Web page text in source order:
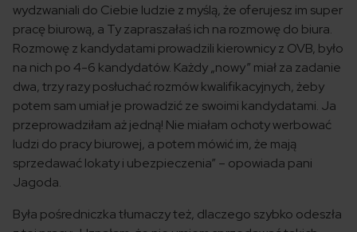
wydzwaniali do Ciebie ludzie z myślą, że oferujesz im super
pracę biurową, a Ty zapraszałaś ich na rozmowę do biura.
Rozmowę z kandydatami prowadzili kierownicy z OVB, było
na nich po 4-6 kandydatów. Każdy „nowy” miał za zadanie
dwa, trzy razy posłuchać rozmów kwalifikacyjnych, żeby
potem sam umiał je prowadzić ze swoimi kandydatami. Ja
przeprowadziłam aż jedną! Nie miałam ochoty werbować
ludzi do pracy biurowej, a potem mówić im, że mają
sprzedawać lokaty i ubezpieczenia” – opowiada pani
Jagoda.
Była pośredniczka tłumaczy też, dlaczego szybko odeszła